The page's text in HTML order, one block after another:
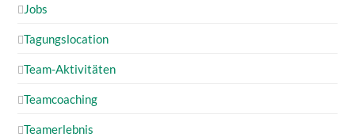
Jobs
Tagungslocation
Team-Aktivitäten
Teamcoaching
Teamerlebnis